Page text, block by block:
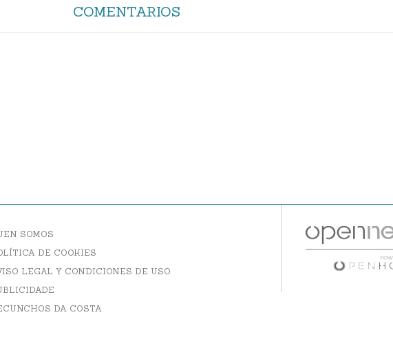
COMENTARIOS
SOMOS
DE COOKIES
LEGAL Y CONDICIONES DE USO
DA COSTA